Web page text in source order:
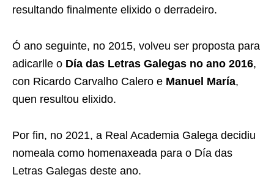
resultando finalmente elixido o derradeiro.
Ó ano seguinte, no 2015, volveu ser proposta para
adicarlle o Día das Letras Galegas no ano 2016,
con Ricardo Carvalho Calero e Manuel María,
quen resultou elixido.
Por fin, no 2021, a Real Academia Galega decidiu
nomeala como homenaxeada para o Día das
Letras Galegas deste ano.